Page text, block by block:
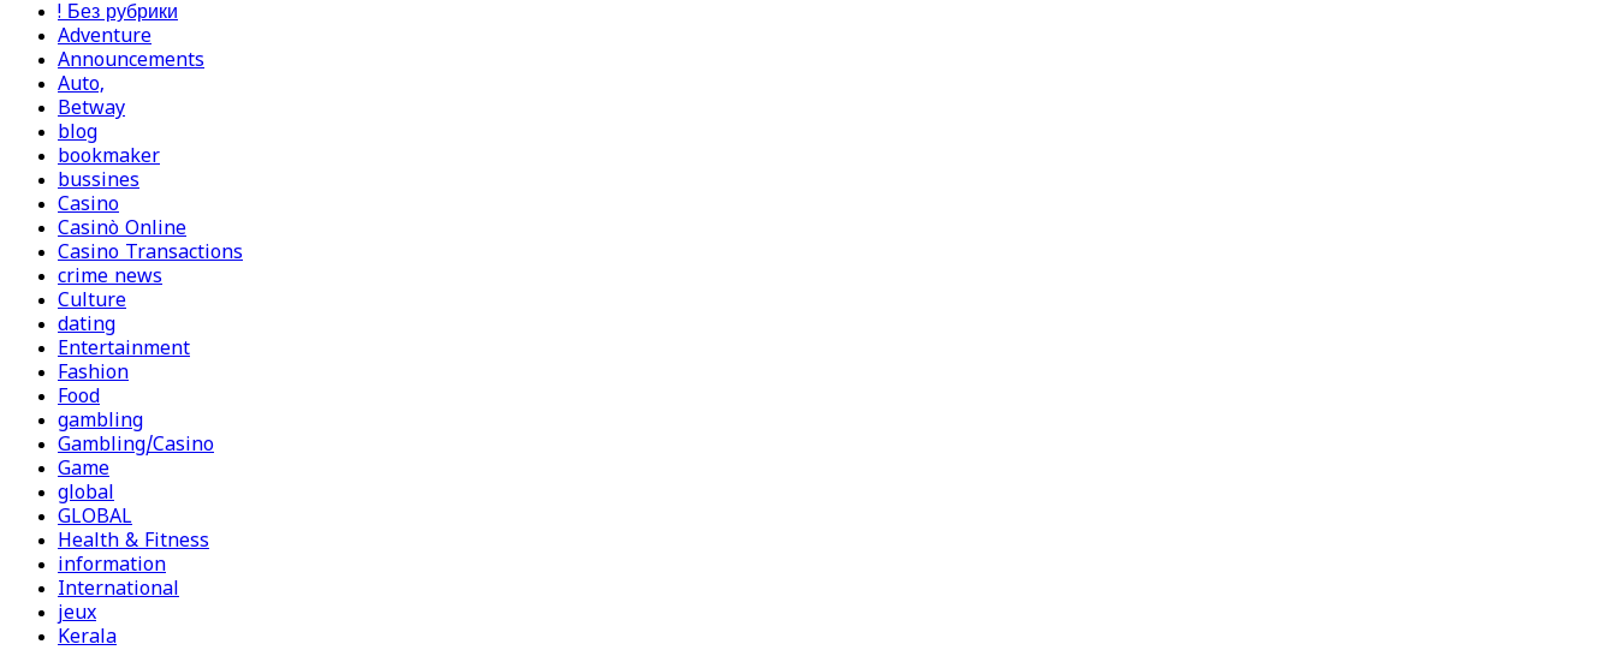
! Без рубрики
Adventure
Announcements
Auto,
Betway
blog
bookmaker
bussines
Casino
Casinò Online
Casino Transactions
crime news
Culture
dating
Entertainment
Fashion
Food
gambling
Gambling/Casino
Game
global
GLOBAL
Health & Fitness
information
International
jeux
Kerala